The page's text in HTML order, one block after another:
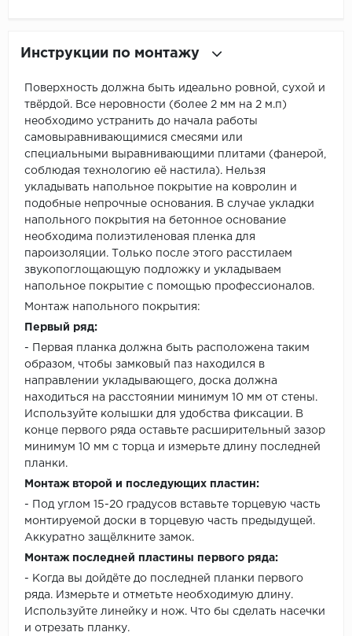
Инструкции по монтажу
Поверхность должна быть идеально ровной, сухой и
твёрдой. Все неровности (более 2 мм на 2 м.п)
необходимо устранить до начала работы
самовыравнивающимися смесями или
специальными выравнивающими плитами (фанерой,
соблюдая технологию её настила). Нельзя
укладывать напольное покрытие на ковролин и
подобные непрочные основания. В случае укладки
напольного покрытия на бетонное основание
необходима полиэтиленовая пленка для
пароизоляции. Только после этого расстилаем
звукопоглощающую подложку и укладываем
напольное покрытие с помощью профессионалов.
Монтаж напольного покрытия:
Первый ряд:
- Первая планка должна быть расположена таким
образом, чтобы замковый паз находился в
направлении укладывающего, доска должна
находиться на расстоянии минимум 10 мм от стены.
Используйте колышки для удобства фиксации. В
конце первого ряда оставьте расширительный зазор
минимум 10 мм с торца и измерьте длину последней
планки.
Монтаж второй и последующих пластин:
- Под углом 15-20 градусов вставьте торцевую часть
монтируемой доски в торцевую часть предыдущей.
Аккуратно защёлкните замок.
Монтаж последней пластины первого ряда:
- Когда вы дойдёте до последней планки первого
ряда. Измерьте и отметьте необходимую длину.
Используйте линейку и нож. Что бы сделать насечки
и отрезать планку.